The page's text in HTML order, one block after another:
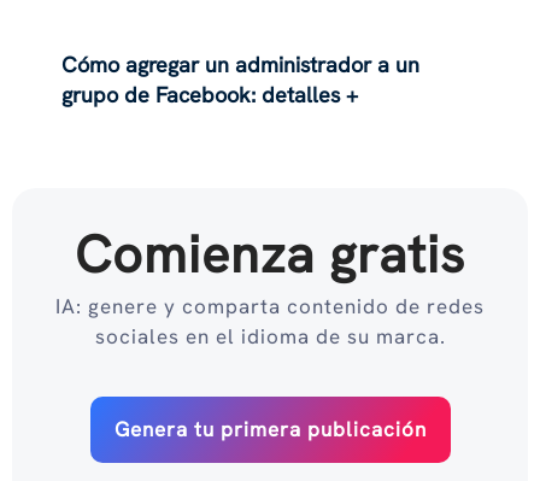
Cómo agregar un administrador a un
grupo de Facebook: detalles +
Comienza gratis
IA: genere y comparta contenido de redes
sociales en el idioma de su marca.
Genera tu primera publicación